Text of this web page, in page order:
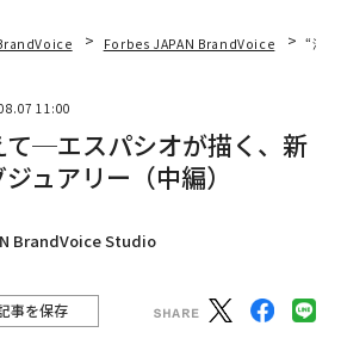
Forbes JAPAN BrandVoice “泊
11:00
て─エスパシオが描く、新
ュアリー（中編）
BrandVoice Studio
事を保存